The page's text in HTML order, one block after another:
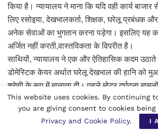
किया है। न्यायालय ने माना कि यदि वही कार्य
लिए रसोइया, देखभालकर्ता, शिक्षक, घरेलू प्रबंधक और
अनेक सेवाओं का भुगतान करना पड़ेगा। इसलिए यह
अर्जित नहीं करती,वास्तविकता के विपरीत है।
साथियों, न्यायालय ने एक और ऐतिहासिक कदम
डोमेस्टिक केयर अर्थात घरेलू देखभाल की हानि को
श्रेणी के रूप में मान्यता दी। पहले मोटर दुर्घटना
की हानि, आश्रितों की हानि, चिकित्सा व्यय और अन्य
आधार पर मुआवजा निर्धारित किया जाता था।लेकिन
व्यवस्था अपर्याप्त थी क्योंकि उनकी कोई प्रत्यक्ष वेतन
This website uses cookies. By continuing
you are giving consent to cookies
Privacy and Cookie Policy. I